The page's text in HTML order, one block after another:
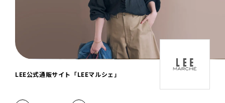
「LEE DAYS」本物志向にときめく。大人カ